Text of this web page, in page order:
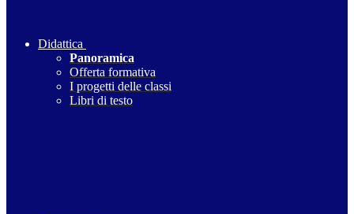
Didattica
Panoramica
Offerta formativa
I progetti delle classi
Libri di testo